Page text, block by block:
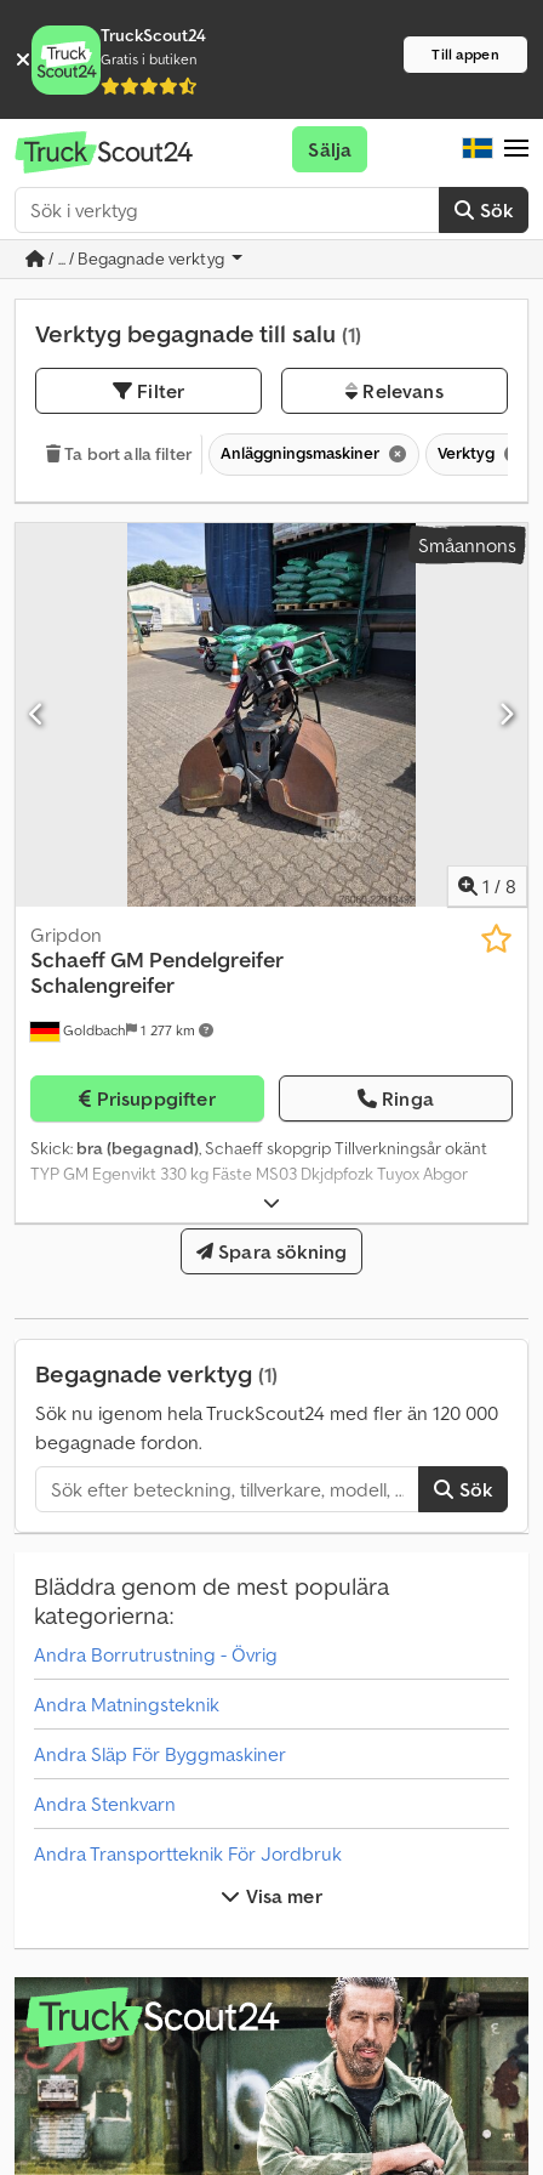
TruckScout24
Gratis i butiken Till appen
Sök
Sälja
/ ... / Begagnade verktyg
Verktyg begagnade till salu (1)
Filter Relevans
Ta bort alla filter Anläggningsmaskiner Verktyg
Småannons
1 / 8
Goldbach 1 277 km
Gripdon
SchaeffGM Pendelgreifer
Schalengreifer
Prisuppgifter Ringa
Skick: bra (begagnad), Schaeff skopgrip Tillverkningsår okänt
TYP GM Egenvikt 330 kg Fäste MS03 Dkjdpfozk Tuyox Abgor
Drifttryck 175 bar Enligt §25a kan moms inte redovisas.
Spara sökning
Begagnade verktyg (1)
Sök nu igenom hela TruckScout24 med fler än 120 000
begagnade fordon.
Sök
Bläddra genom de mest populära
kategorierna:
Andra Borrutrustning - Övrig
Andra Matningsteknik
Andra Släp För Byggmaskiner
Andra Stenkvarn
Andra Transportteknik För Jordbruk
Andra Vågar Och Vägningsutrustning.
Borrutrustning - Övrig
Byt Chassi
Byt Kroppsplattform
Dan Truck Framgaffeltruck
Frukt- Och Vinodlingsmaskin
Visa mer